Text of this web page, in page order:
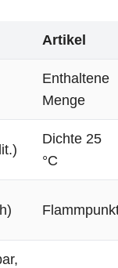
Artikel
Enthaltene
Menge
Dichte 25
°C